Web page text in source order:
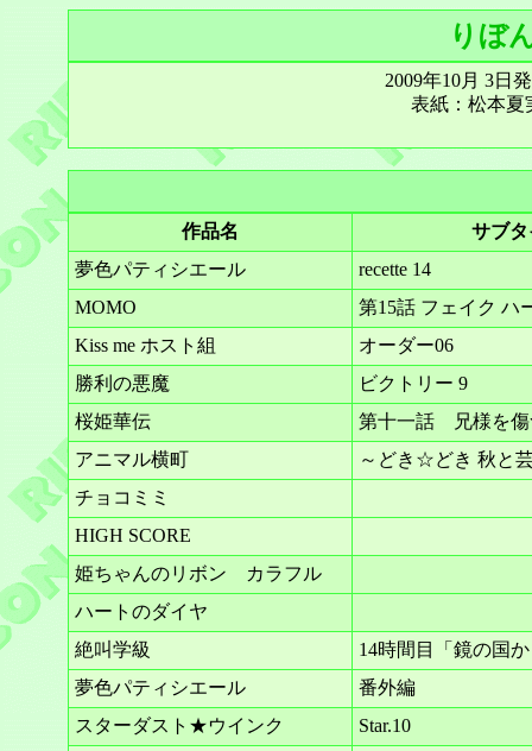
りぼ
2009年10月 3日
表紙：松本夏
作品名
サブ
夢色パティシエール
recette 14
MOMO
第15話 フェイク ハ
Kiss me ホスト組
オーダー06
勝利の悪魔
ビクトリー 9
桜姫華伝
第十一話 兄様を傷
アニマル横町
～どき☆どき 秋と
チョコミミ
HIGH SCORE
姫ちゃんのリボン カラフル
ハートのダイヤ
絶叫学級
14時間目「鏡の国
夢色パティシエール
番外編
スターダスト★ウインク
Star.10